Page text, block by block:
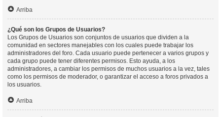
Arriba
¿Qué son los Grupos de Usuarios?
Los Grupos de Usuarios son conjuntos de usuarios que dividen a la
comunidad en sectores manejables con los cuales puede trabajar los
administradores del foro. Cada usuario puede pertenecer a varios grupos y
cada grupo puede tener diferentes permisos. Esto ayuda, a los
administradores, a cambiar los permisos de muchos usuarios a la vez, tales
como los permisos de moderador, o garantizar el acceso a foros privados a
los usuarios.
Arriba